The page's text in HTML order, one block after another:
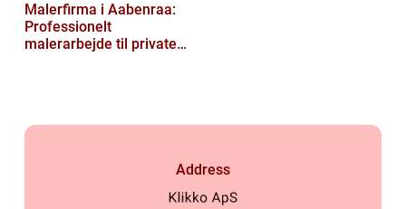
Malerfirma i Aabenraa:
Professionelt
malerarbejde til private
Address